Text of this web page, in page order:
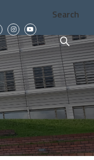
Search